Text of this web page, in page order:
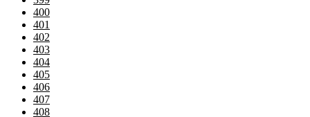
400
401
402
403
404
405
406
407
408